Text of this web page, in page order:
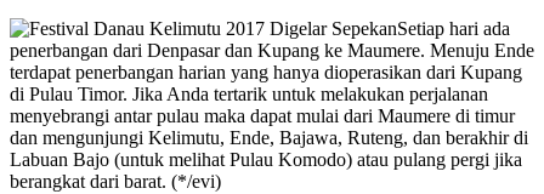
Setiap hari ada
penerbangan dari Denpasar dan Kupang ke Maumere. Menuju Ende
terdapat penerbangan harian yang hanya dioperasikan dari Kupang
di Pulau Timor. Jika Anda tertarik untuk melakukan perjalanan
menyebrangi antar pulau maka dapat mulai dari Maumere di timur
dan mengunjungi Kelimutu, Ende, Bajawa, Ruteng, dan berakhir di
Labuan Bajo (untuk melihat Pulau Komodo) atau pulang pergi jika
berangkat dari barat. (*/evi)